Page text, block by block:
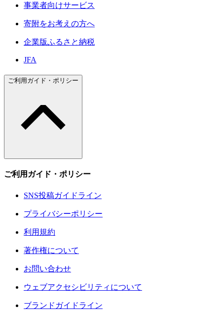
事業者向けサービス
寄附をお考えの方へ
企業版ふるさと納税
JFA
ご利用ガイド・ポリシー
ご利用ガイド・ポリシー
SNS投稿ガイドライン
プライバシーポリシー
利用規約
著作権について
お問い合わせ
ウェブアクセシビリティについて
ブランドガイドライン